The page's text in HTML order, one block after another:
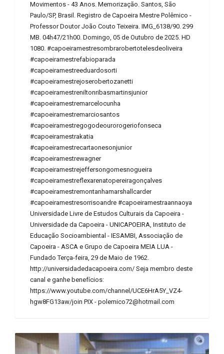
Movimentos - 43 Anos. Memorização. Santos, São
Paulo/SP, Brasil. Registro de Capoeira Mestre Polêmico -
Professor Doutor João Couto Teixeira. IMG_6138/90. 299
MB. 04h47/21h00. Domingo, 05 de Outubro de 2025. HD
1080. #capoeiramestresombrarobertotelesdeoliveira
#capoeiramestrefabioparada
#capoeiramestreeduardosorti
#capoeiramestrejoserobertozanetti
#capoeiramestreniltonribasmartinsjunior
#capoeiramestremarcelocunha
#capoeiramestremarciosantos
#capoeiramestregogodeourorogeriofonseca
#capoeiramestrakatia
#capoeiramestrecartaonesonjunior
#capoeiramestrewagner
#capoeiramestrejeffersongomesnogueira
#capoeiramestreflexarenatopereiragonçalves
#capoeiramestremontanhamarshallcarder
#capoeiramestresorrisoandre #capoeiramestraannaoya
Universidade Livre de Estudos Culturais da Capoeira -
Universidade da Capoeira - UNICAPOEIRA, Instituto de
Educação Socioambiental - IESAMBI, Associação de
Capoeira - ASCA e Grupo de Capoeira MEIA LUA -
Fundado Terça-feira, 29 de Maio de 1962.
http://universidadedacapoeira.com/ Seja membro deste
canal e ganhe benefícios:
https://www.youtube.com/channel/UCE6HrA5Y_VZ4-
hgw8FG13aw/join PIX - polemico72@hotmail.com